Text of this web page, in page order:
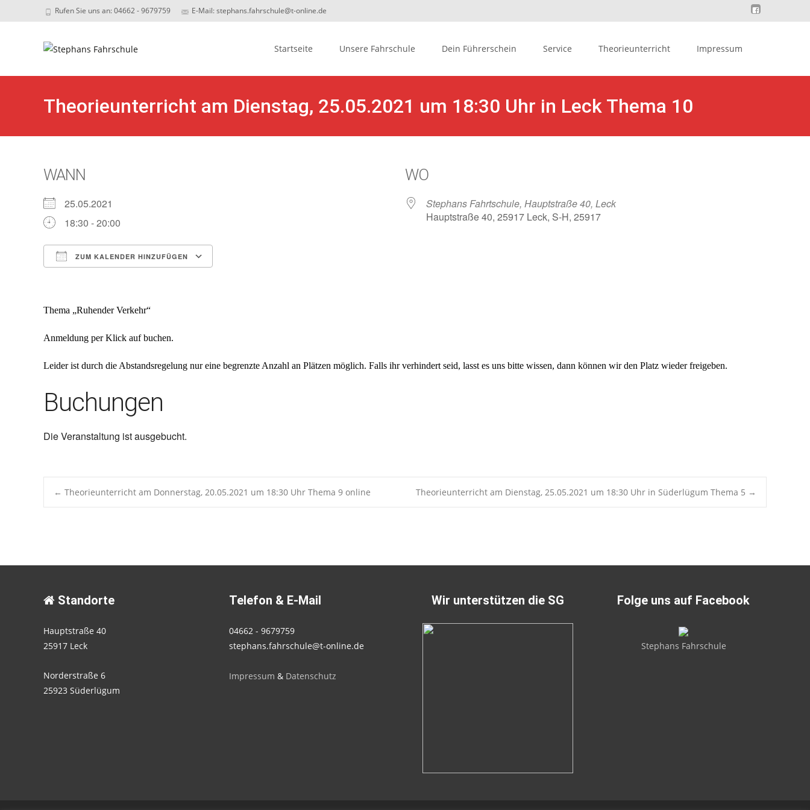
Rufen Sie uns an: 04662 - 9679759 E-Mail: stephans.fahrschule@t-online.de
Startseite Unsere Fahrschule Dein Führerschein Service Theorieunterricht Impressum
Theorieunterricht am Dienstag, 25.05.2021 um 18:30 Uhr in Leck Thema 10
WANN
25.05.2021
18:30 - 20:00
ZUM KALENDER HINZUFÜGEN
WO
Stephans Fahrtschule, Hauptstraße 40, Leck
Hauptstraße 40, 25917 Leck, S-H, 25917
Thema „Ruhender Verkehr“
Anmeldung per Klick auf buchen.
Leider ist durch die Abstandsregelung nur eine begrenzte Anzahl an Plätzen möglich. Falls ihr verhindert seid, lasst es uns bitte wissen, dann können wir den Platz wieder freigeben.
Buchungen
Die Veranstaltung ist ausgebucht.
Post
← Theorieunterricht am Donnerstag, 20.05.2021 um 18:30 Uhr Thema 9 online Theorieunterricht am Dienstag, 25.05.2021 um 18:30 Uhr in Süderlügum Thema 5 →
Standorte
Hauptstraße 40
25917 Leck
Norderstraße 6
25923 Süderlügum
Telefon & E-Mail
04662 - 9679759
stephans.fahrschule@t-online.de
Impressum & Datenschutz
Wir unterstützen die SG Folge uns auf Facebook
Stephans Fahrschule